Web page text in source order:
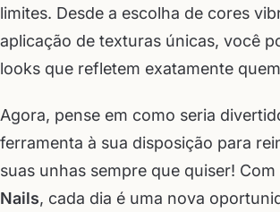
limites. Desde a escolha de cores
aplicação de texturas únicas, você
looks que refletem exatamente
Agora, pense em como seria
ferramenta à sua disposição para
suas unhas sempre que quiser! Com
Nails, cada dia é uma nova